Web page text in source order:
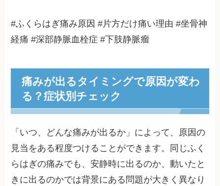
#ふくらはぎ痛み原因 #片方だけ痛い理由 #坐骨神
経痛 #深部静脈血栓症 #下肢静脈瘤
痛みが出るタイミングで原因が変わ
る？症状別チェック
「いつ、どんな痛みが出るか」によって、原因の
見当をある程度つけることができます。同じふく
らはぎの痛みでも、安静時に出るのか、動いたと
きに出るのかでは背景にある問題が大きく異なり